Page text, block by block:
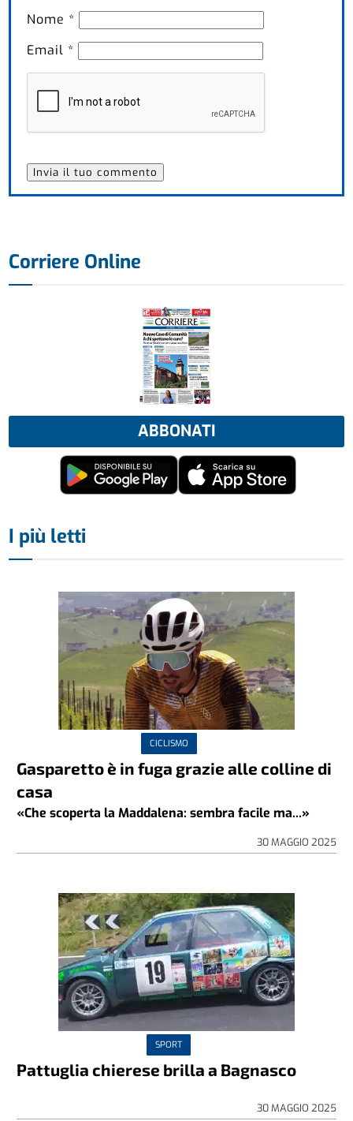
Nome *
Email *
Corriere Online
ABBONATI
I più letti
CICLISMO
Gasparetto è in fuga grazie alle colline di
casa
«Che scoperta la Maddalena: sembra facile ma...»
30 MAGGIO 2025
SPORT
Pattuglia chierese brilla a Bagnasco
30 MAGGIO 2025